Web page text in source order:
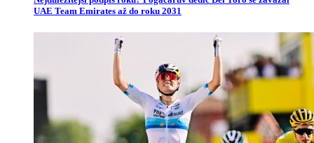
UAE Team Emirates až do roku 2031